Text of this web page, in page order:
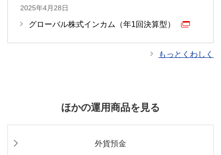
2025年4月28日
グローバル株式インカム（年1回決算型）
もっとくわしく
ほかの運用商品を見る
外貨預金